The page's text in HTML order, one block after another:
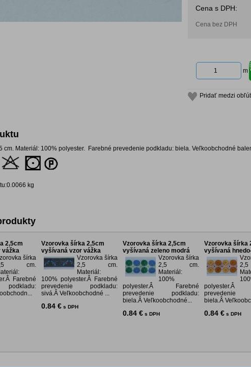
Cena s DPH:
Cena bez DPH
m
Pridať medzi
cm. Materiál: 100% polyester. Farebné prevedenie podkladu: biela. Veľkoobchodné
kg
2,5cm
vážka
šírka
cm.
Farebné
Vzorovka šírka 2,5cm
vyšívaná vzor vážka
Vzorovka šírka
2,5 cm.
Materiál:
100% polyester.Â Farebné
prevedenie podkladu:
sivá.Â Veľkoobchodné ...
0.84 € s DPH
Vzorovka šírka 2,5cm
vyšívaná zeleno modrá
Vzorovka šírka
2,5 cm.
Materiál:
100%
polyester.Â Farebné
prevedenie podkladu:
biela.Â Veľkoobchodné...
0.84 € s DPH
Vzorovka šírka
vyšívaná
polyester.Â
prevedenie
biela.Â
0.84 € s DPH